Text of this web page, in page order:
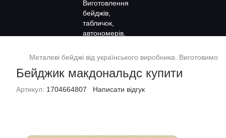
Металеві бейджі від українського виробника. Виготовимо
Бейджик макдональдс купити
Артикул: 1704664807 Написати відгук